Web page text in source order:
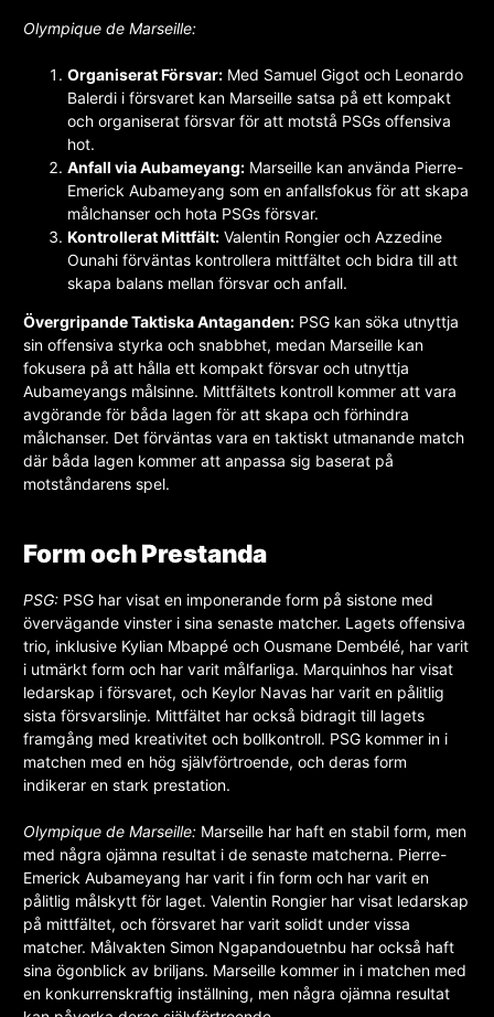
Olympique de Marseille:
Organiserat Försvar: Med Samuel Gigot och Leonardo
Balerdi i försvaret kan Marseille satsa på ett kompakt
och organiserat försvar för att motstå PSGs offensiva
hot.
Anfall via Aubameyang: Marseille kan använda Pierre-
Emerick Aubameyang som en anfallsfokus för att skapa
målchanser och hota PSGs försvar.
Kontrollerat Mittfält: Valentin Rongier och Azzedine
Ounahi förväntas kontrollera mittfältet och bidra till att
skapa balans mellan försvar och anfall.
Övergripande Taktiska Antaganden: PSG kan söka utnyttja
sin offensiva styrka och snabbhet, medan Marseille kan
fokusera på att hålla ett kompakt försvar och utnyttja
Aubameyangs målsinne. Mittfältets kontroll kommer att vara
avgörande för båda lagen för att skapa och förhindra
målchanser. Det förväntas vara en taktiskt utmanande match
där båda lagen kommer att anpassa sig baserat på
motståndarens spel.
Form och Prestanda
PSG: PSG har visat en imponerande form på sistone med
övervägande vinster i sina senaste matcher. Lagets offensiva
trio, inklusive Kylian Mbappé och Ousmane Dembélé, har varit
i utmärkt form och har varit målfarliga. Marquinhos har visat
ledarskap i försvaret, och Keylor Navas har varit en pålitlig
sista försvarslinje. Mittfältet har också bidragit till lagets
framgång med kreativitet och bollkontroll. PSG kommer in i
matchen med en hög självförtroende, och deras form
indikerar en stark prestation.
Olympique de Marseille: Marseille har haft en stabil form, men
med några ojämna resultat i de senaste matcherna. Pierre-
Emerick Aubameyang har varit i fin form och har varit en
pålitlig målskytt för laget. Valentin Rongier har visat ledarskap
på mittfältet, och försvaret har varit solidt under vissa
matcher. Målvakten Simon Ngapandouetnbu har också haft
sina ögonblick av briljans. Marseille kommer in i matchen med
en konkurrenskraftig inställning, men några ojämna resultat